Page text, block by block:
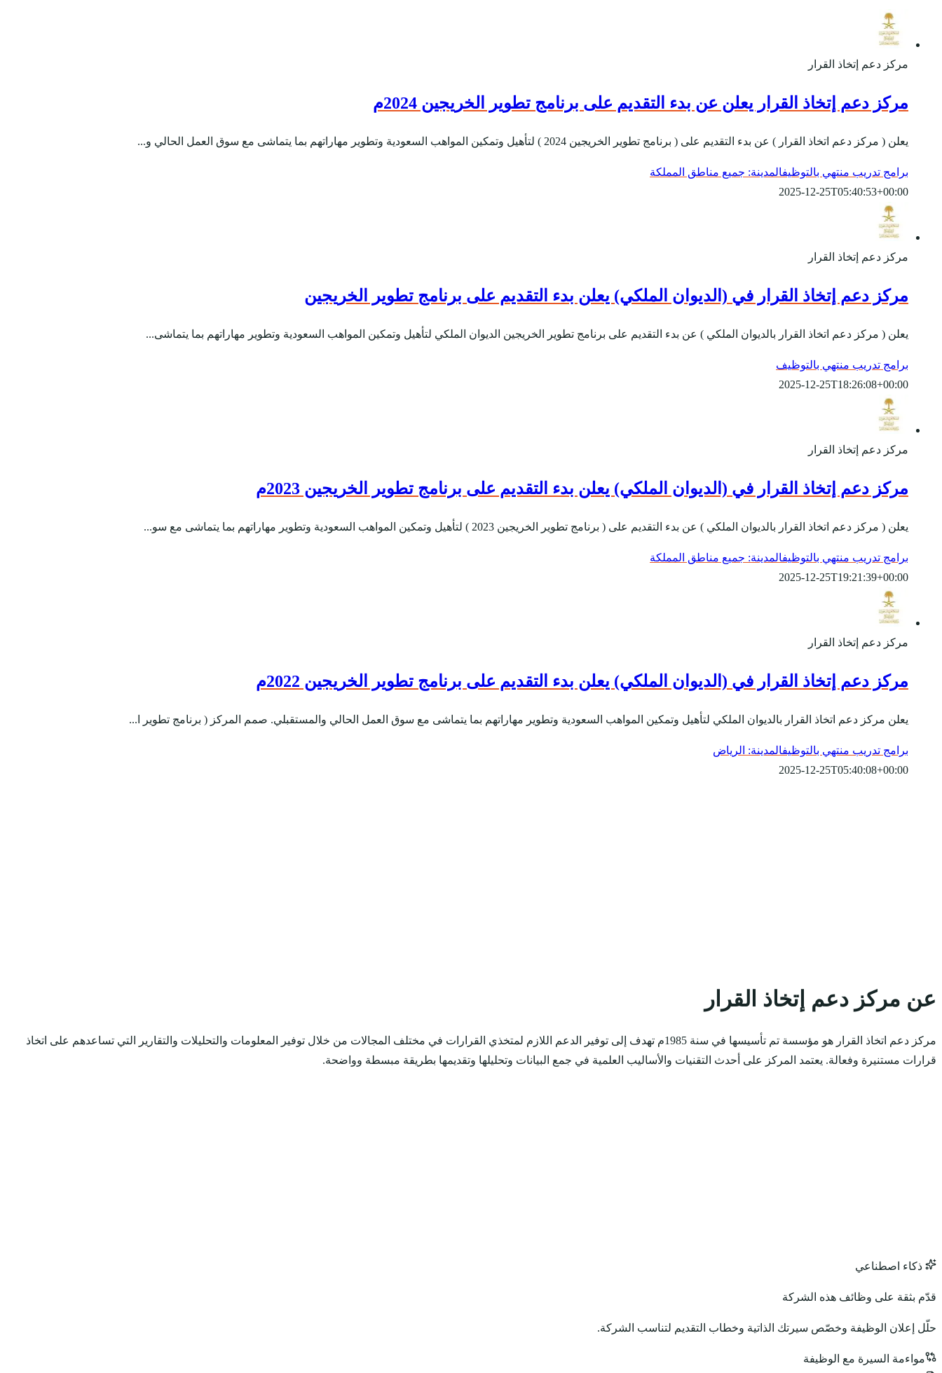
مركز دعم إتخاذ القرار
مركز دعم إتخاذ القرار يعلن عن بدء التقديم على برنامج تطوير الخريجين 2024م
يعلن ( مركز دعم اتخاذ القرار ) عن بدء التقديم على ( برنامج تطوير الخريجين 2024 ) لتأهيل وتمكين المواهب السعودية وتطوير مهاراتهم بما يتماشى مع سوق العمل الحالي و...
برامج تدريب منتهي بالتوظيفالمدينة: جميع مناطق المملكة
2025-12-25T05:40:53+00:00
مركز دعم إتخاذ القرار
مركز دعم إتخاذ القرار في (الديوان الملكي) يعلن بدء التقديم على برنامج تطوير الخريجين
يعلن ( مركز دعم اتخاذ القرار بالديوان الملكي ) عن بدء التقديم على برنامج تطوير الخريجين الديوان الملكي لتأهيل وتمكين المواهب السعودية وتطوير مهاراتهم بما يتماشى...
برامج تدريب منتهي بالتوظيف
2025-12-25T18:26:08+00:00
مركز دعم إتخاذ القرار
مركز دعم إتخاذ القرار في (الديوان الملكي) يعلن بدء التقديم على برنامج تطوير الخريجين 2023م
يعلن ( مركز دعم اتخاذ القرار بالديوان الملكي ) عن بدء التقديم على ( برنامج تطوير الخريجين 2023 ) لتأهيل وتمكين المواهب السعودية وتطوير مهاراتهم بما يتماشى مع سو...
برامج تدريب منتهي بالتوظيفالمدينة: جميع مناطق المملكة
2025-12-25T19:21:39+00:00
مركز دعم إتخاذ القرار
مركز دعم إتخاذ القرار في (الديوان الملكي) يعلن بدء التقديم على برنامج تطوير الخريجين 2022م
يعلن مركز دعم اتخاذ القرار بالديوان الملكي لتأهيل وتمكين المواهب السعودية وتطوير مهاراتهم بما يتماشى مع سوق العمل الحالي والمستقبلي. صمم المركز ( برنامج تطوير ا...
برامج تدريب منتهي بالتوظيفالمدينة: الرياض
2025-12-25T05:40:08+00:00
عن مركز دعم إتخاذ القرار
مركز دعم اتخاذ القرار هو مؤسسة تم تأسيسها في سنة 1985م تهدف إلى توفير الدعم اللازم لمتخذي القرارات في مختلف المجالات من خلال توفير المعلومات والتحليلات والتقارير التي تساعدهم على اتخاذ
قرارات مستنيرة وفعالة. يعتمد المركز على أحدث التقنيات والأساليب العلمية في جمع البيانات وتحليلها وتقديمها بطريقة مبسطة وواضحة.
ذكاء اصطناعي
قدّم بثقة على وظائف هذه الشركة
حلّل إعلان الوظيفة وخصّص سيرتك الذاتية وخطاب التقديم لتناسب الشركة.
مواءمة السيرة مع الوظيفة